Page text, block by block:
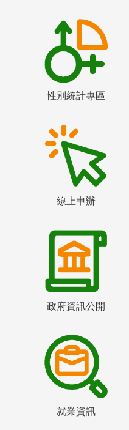
性別統計專區
線上申辦
政府資訊公開
就業資訊